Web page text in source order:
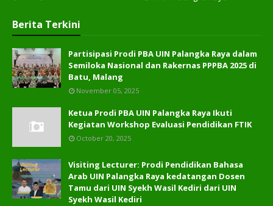
Berita Terkini
Partisipasi Prodi PBA UIN Palangka Raya dalam
Semiloka Nasional dan Rakernas PPPBA 2025 di
Batu, Malang
November 05, 2025
Ketua Prodi PBA UIN Palangka Raya Ikuti
Kegiatan Workshop Evaluasi Pendidikan FTIK
October 20, 2025
Visiting Lecturer: Prodi Pendidikan Bahasa
Arab UIN Palangka Raya kedatangan Dosen
Tamu dari UIN Syekh Wasil Kediri dari UIN
Syekh Wasil Kediri